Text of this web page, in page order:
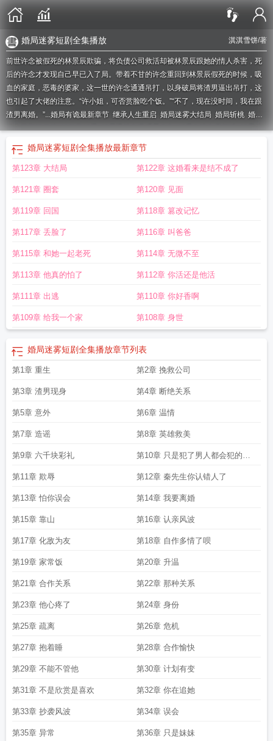
淇淇雪饼/著
婚局迷雾短剧全集播放
前世许念被假死的林景辰欺骗，将负债公司救活却被林景辰跟她的情人杀害，死
后的许念才发现自己早已入了局。带着不甘的许念重回到林景辰假死的时候，吸
血的家庭，恶毒的婆家，这一世的许念通通吊打，以身破局将渣男逼出吊打，这
也引起了大佬的注意。“许小姐，可否赏脸吃个饭。”“不了，现在没时间，我在跟
渣男离婚。”...婚局有诡最新章节 继承人生重启 婚局迷雾大结局 婚局斩桃 婚局
迷心宋颜江云峥她的离婚局婚局退场免费观看全集婚局有诡免费阅读婚局迷
婚局迷雾短剧 婚局有诡大结局 婚局有诡全文免费阅读
局迷雾
局惊变婚局退场婚局迷雾剧情介绍 婚局迷雾短剧全集播放婚局有诡婚局双
局迷雾1-40集免费
婚局书婚局游戏演员表
节第878章婚局清醒择新生短剧 庶妹夺婚局婚局有诡完结版
介婚局迷心温书俞 婚局迷雾结局是什么婚局游戏短剧在线观看
游戏短剧婚局迷雾短剧60集在线观看 继承人生重启大结局
重启最新章节列表
婚局迷雾短剧全集播放最新章节
第123章 大结局 第122章 这婚看来是结不成了
第121章 圈套 第120章 见面
第119章 回国 第118章 篡改记忆
第117章 丢脸了 第116章 叫爸爸
第115章 和她一起老死 第114章 无微不至
第113章 他真的怕了 第112章 你活还是他活
第111章 出逃 第110章 你好香啊
第109章 给我一个家 第108章 身世
婚局迷雾短剧全集播放章节列表
第1章 重生 第2章 挽救公司
第3章 渣男现身 第4章 断绝关系
第5章 意外 第6章 温情
第7章 造谣 第8章 英雄救美
第9章 六千块彩礼 第10章 只是犯了男人都会犯的错
误
第11章 欺辱 第12章 秦先生你认错人了
第13章 怕你误会 第14章 我要离婚
第15章 靠山 第16章 认亲风波
第17章 化敌为友 第18章 自作多情了呗
第19章 家常饭 第20章 升温
第21章 合作关系 第22章 那种关系
第23章 他心疼了 第24章 身份
第25章 疏离 第26章 危机
第27章 抱着睡 第28章 合作愉快
第29章 不能不管他 第30章 计划有变
第31章 不是欣赏是喜欢 第32章 你在追她
第33章 抄袭风波 第34章 误会
第35章 异常 第36章 只是妹妹